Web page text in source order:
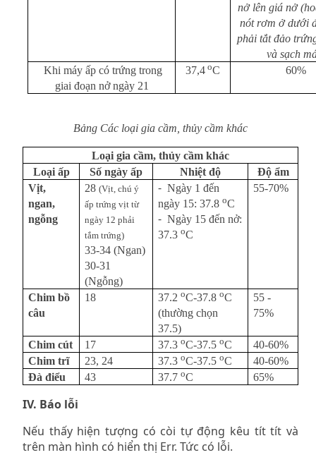
nở lên giá nở
nót rơm ở dưới
phải tắt đảo
và sạch
Khi máy ấp có trứng trong
giai đoạn nở ngày 21
37,4 oC 60%
Bảng Các loại gia cầm, thủy cầm khác
Loại gia cầm, thủy cầm khác
Loại ấp
Số ngày ấp Nhiệt độ
Độ ẩm
Vịt,
ngan,
ngỗng
28(Vịt, chú ý
ấp trứng vịt từ
ngày 12 phải
tắm trứng)
33-34 (Ngan)
30-31
(Ngỗng)
- Ngày 1 đến
ngày 15: 37.8oC
- Ngày 15 đến nở:
37.3oC
55-70%
Chim bồ
câu
18 37.2oC-37.8oC
(thường chọn
37.5)
55 -
75%
Chim cút 17 37.3oC-37.5oC
40-60%
Chim trĩ
23, 24 37.3oC-37.5oC
40-60%
Đà điểu
43 37.7oC 65%
IV. Báo lỗi
Nếu thấy hiện tượng có còi tự động kêu tít tít và
trên màn hình có hiển thị Err. Tức có lỗi.